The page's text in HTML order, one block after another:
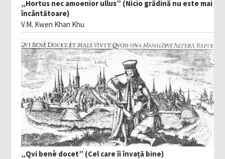
„Hortus nec amoenior ullus” (Nicio grădină nu este mai
încântătoare)
V.M. Kwen Khan Khu
„Qvi benè docet” (Cel care îi învață bine)